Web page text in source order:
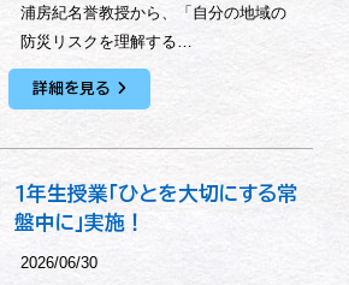
浦房紀名誉教授から、「自分の地域の
防災リスクを理解する…
詳細を見る
１年生授業「ひとを大切にする常
盤中に」実施！
2026/06/30